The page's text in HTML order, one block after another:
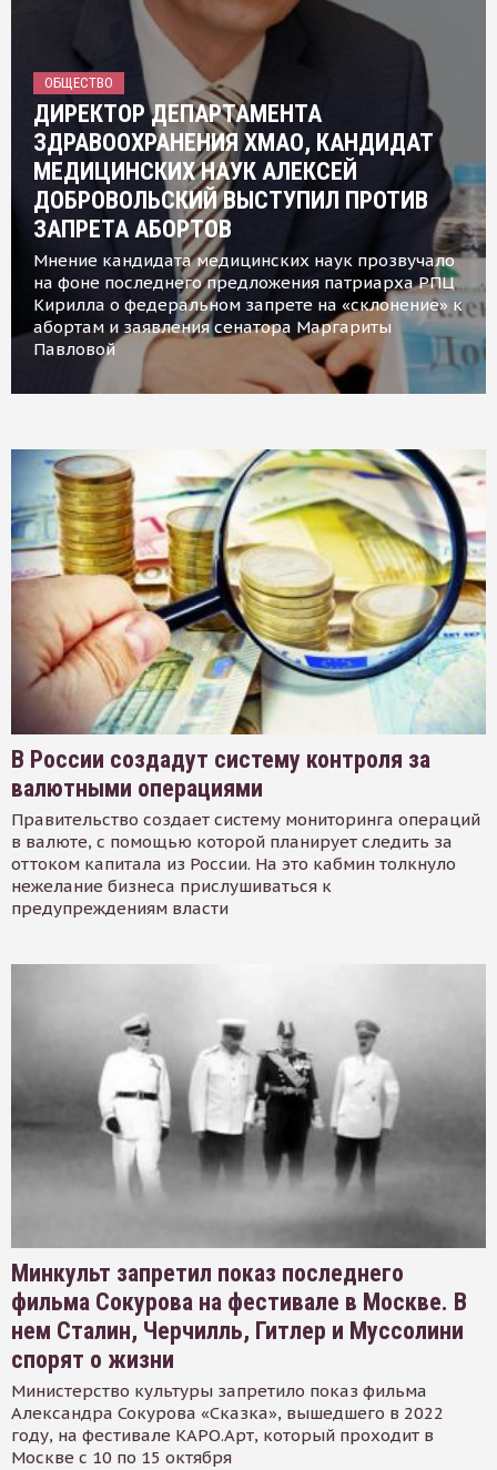
ОБЩЕСТВО
ДИРЕКТОР ДЕПАРТАМЕНТА
ЗДРАВООХРАНЕНИЯ ХМАО, КАНДИДАТ
МЕДИЦИНСКИХ НАУК АЛЕКСЕЙ
ДОБРОВОЛЬСКИЙ ВЫСТУПИЛ ПРОТИВ
ЗАПРЕТА АБОРТОВ
Мнение кандидата медицинских наук прозвучало
на фоне последнего предложения патриарха РПЦ
Кирилла о федеральном запрете на «склонение» к
абортам и заявления сенатора Маргариты
Павловой
В России создадут систему контроля за
валютными операциями
Правительство создает систему мониторинга операций
в валюте, с помощью которой планирует следить за
оттоком капитала из России. На это кабмин толкнуло
нежелание бизнеса прислушиваться к
предупреждениям власти
Минкульт запретил показ последнего
фильма Сокурова на фестивале в Москве. В
нем Сталин, Черчилль, Гитлер и Муссолини
спорят о жизни
Министерство культуры запретило показ фильма
Александра Сокурова «Сказка», вышедшего в 2022
году, на фестивале КАРО.Арт, который проходит в
Москве с 10 по 15 октября